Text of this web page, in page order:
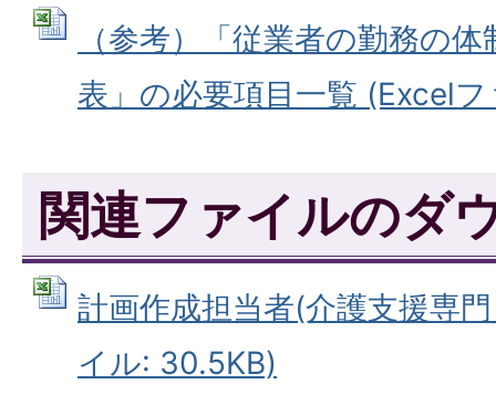
（参考）「従業者の勤務の
表」の必要項目一覧 (Excel
関連ファイルのダ
計画作成担当者(介護支援専
イル: 30.5KB)